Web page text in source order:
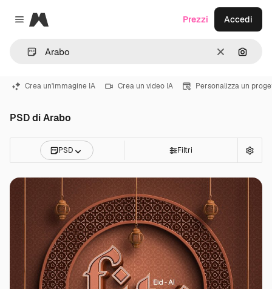
Close menu
Magnific
CancellaCerca
Prezzi Accedi
Crea un'immagine IA Crea un video IA Personalizza un
PSD di Arabo
PSD Filtri